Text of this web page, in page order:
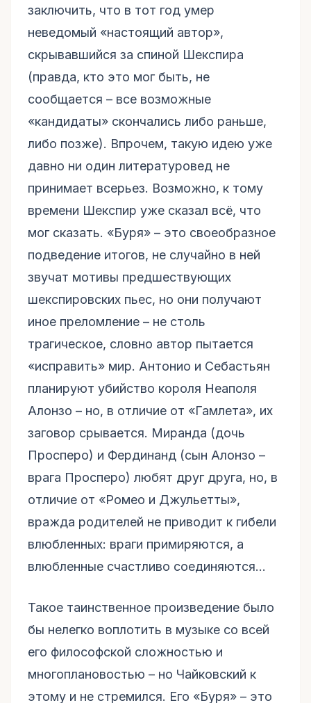
заключить, что в тот год умер
неведомый «настоящий автор»,
скрывавшийся за спиной Шекспира
(правда, кто это мог быть, не
сообщается – все возможные
«кандидаты» скончались либо раньше,
либо позже). Впрочем, такую идею уже
давно ни один литературовед не
принимает всерьез. Возможно, к тому
времени Шекспир уже сказал всё, что
мог сказать. «Буря» – это своеобразное
подведение итогов, не случайно в ней
звучат мотивы предшествующих
шекспировских пьес, но они получают
иное преломление – не столь
трагическое, словно автор пытается
«исправить» мир. Антонио и Себастьян
планируют убийство короля Неаполя
Алонзо – но, в отличие от «Гамлета», их
заговор срывается. Миранда (дочь
Просперо) и Фердинанд (сын Алонзо –
врага Просперо) любят друг друга, но, в
отличие от «Ромео и Джульетты»,
вражда родителей не приводит к гибели
влюбленных: враги примиряются, а
влюбленные счастливо соединяются…
Такое таинственное произведение было
бы нелегко воплотить в музыке со всей
его философской сложностью и
многоплановостью – но Чайковский к
этому и не стремился. Его «Буря» – это